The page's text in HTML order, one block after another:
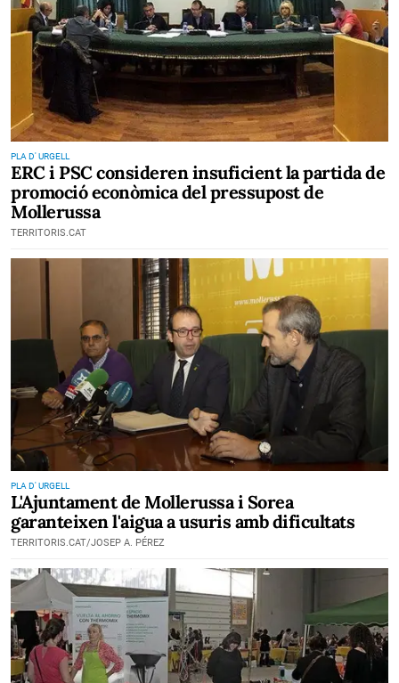
PLA D' URGELL
ERC i PSC consideren insuficient la partida de
promoció econòmica del pressupost de
Mollerussa
TERRITORIS.CAT
PLA D' URGELL
L'Ajuntament de Mollerussa i Sorea
garanteixen l'aigua a usuris amb dificultats
TERRITORIS.CAT/JOSEP A. PÉREZ